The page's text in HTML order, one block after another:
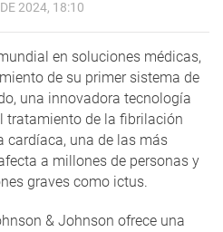
2024, 18:10
en soluciones médicas,
de su primer sistema de
una innovadora tecnología
tratamiento de la fibrilación
cardíaca, una de las más
a millones de personas y
graves como ictus.
& Johnson ofrece una